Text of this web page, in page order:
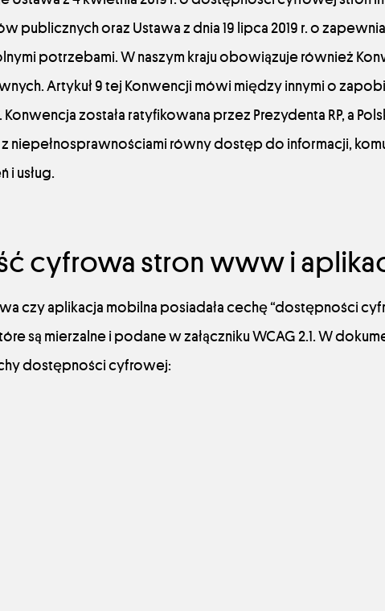
publicznych oraz Ustawa z dnia 19 lipca 2019 r. o
potrzebami. W naszym kraju obowiązuje również
Artykuł 9 tej Konwencji mówi między innymi o
Konwencja została ratyfikowana przez Prezydenta RP, a
niepełnosprawnościami równy dostęp do informacji,
usług.
cyfrowa stron www i
czy aplikacja mobilna posiadała cechę “dostępności
są mierzalne i podane w załączniku WCAG 2.1. W
dostępności cyfrowej: